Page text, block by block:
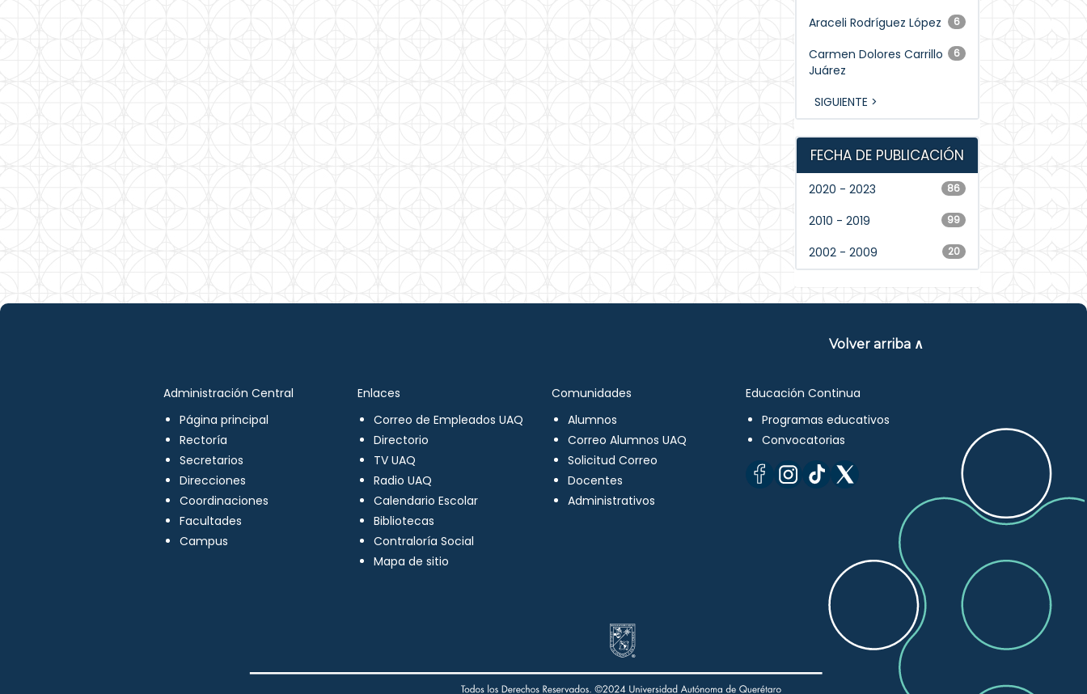
6
Araceli Rodríguez López
6
Carmen Dolores Carrillo
Juárez
SIGUIENTE >
FECHA DE PUBLICACIÓN
86
2020 - 2023
99
2010 - 2019
20
2002 - 2009
Volver arriba ∧
Administración Central
Página principal
Rectoría
Secretarios
Direcciones
Coordinaciones
Facultades
Campus
Enlaces
Correo de Empleados UAQ
Directorio
TV UAQ
Radio UAQ
Calendario Escolar
Bibliotecas
Contraloría Social
Mapa de sitio
Comunidades
Alumnos
Correo Alumnos UAQ
Solicitud Correo
Docentes
Administrativos
Educación Continua
Programas educativos
Convocatorias